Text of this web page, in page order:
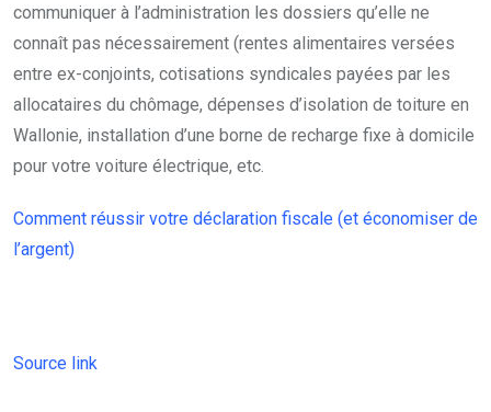
communiquer à l’administration les dossiers qu’elle ne
connaît pas nécessairement (rentes alimentaires versées
entre ex-conjoints, cotisations syndicales payées par les
allocataires du chômage, dépenses d’isolation de toiture en
Wallonie, installation d’une borne de recharge fixe à domicile
pour votre voiture électrique, etc.
Comment réussir votre déclaration fiscale (et économiser de
l’argent)
Source link